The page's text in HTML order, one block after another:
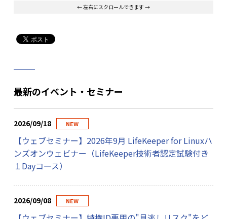
最新のイベント・セミナー
2026/09/18 NEW
【ウェブセミナー】2026年9月 LifeKeeper for Linuxハ
ンズオンウェビナー（LifeKeeper技術者認定試験付き
１Dayコース）
2026/09/08 NEW